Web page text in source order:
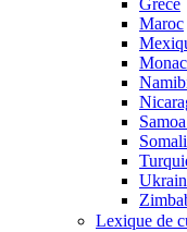
Grèce
Maroc
Lexique de